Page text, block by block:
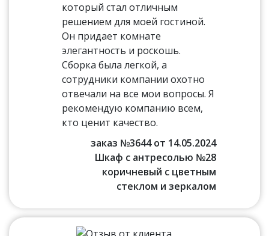
который стал отличным
решением для моей гостиной.
Он придает комнате
элегантность и роскошь.
Сборка была легкой, а
сотрудники компании охотно
отвечали на все мои вопросы. Я
рекомендую компанию всем,
кто ценит качество.
заказ №3644 от 14.05.2024
Шкаф с антресолью №28
коричневый с цветным
стеклом и зеркалом